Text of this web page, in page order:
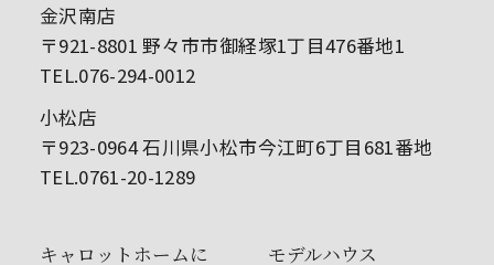
金沢南店
〒921-8801 野々市市御経塚1丁目476番地1
TEL.076-294-0012
小松店
〒923-0964 石川県小松市今江町6丁目681番地
TEL.0761-20-1289
キャロットホームに
モデルハウス